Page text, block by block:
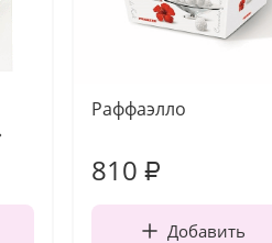
Раффаэлло
810 ₽
Добавить